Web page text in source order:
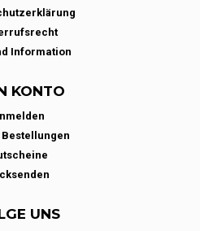
Information
KONTO
UNS